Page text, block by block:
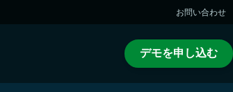
お問い合わせ
デモを申し込む